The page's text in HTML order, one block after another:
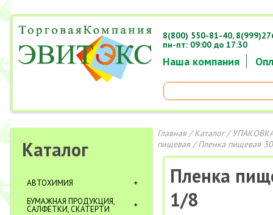
Наша компания
8(800) 550-81-40,
пн-пт: 09:00 до 17:30
Каталог
АВТОХИМИЯ
БУМАЖНАЯ ПРОДУКЦИЯ,
САЛФЕТКИ, СКАТЕРТИ
Главная/Каталог/
пищевая/ Пленка пищевая
Пленка
1/8